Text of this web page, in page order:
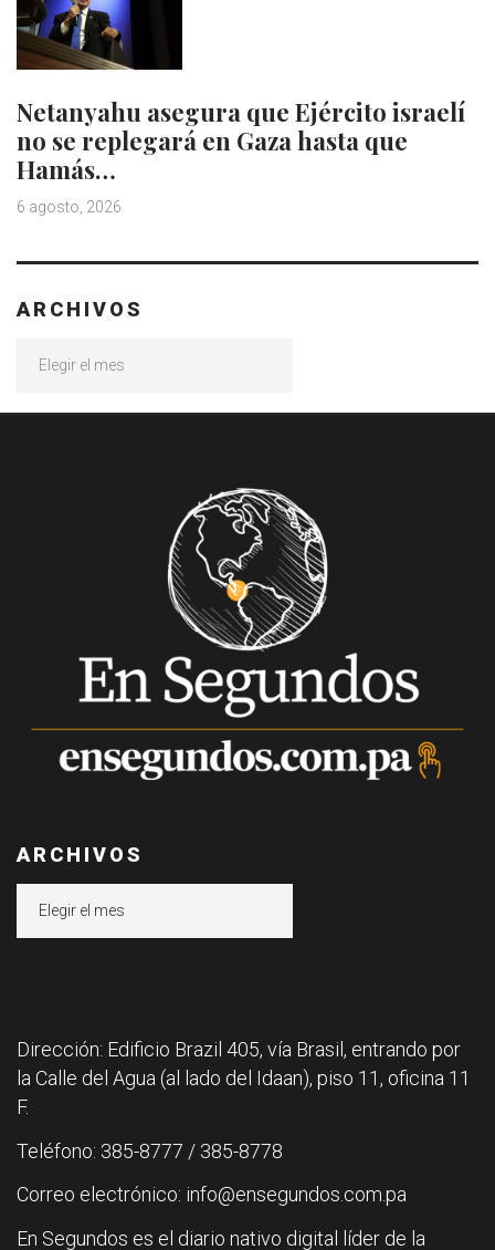
Netanyahu asegura que Ejército israelí
no se replegará en Gaza hasta que
Hamás…
6 agosto, 2026
ARCHIVOS
ARCHIVOS
Dirección: Edificio Brazil 405, vía Brasil, entrando por
la Calle del Agua (al lado del Idaan), piso 11, oficina 11
F.
Teléfono: 385-8777 / 385-8778
Correo electrónico: info@ensegundos.com.pa
En Segundos es el diario nativo digital líder de la